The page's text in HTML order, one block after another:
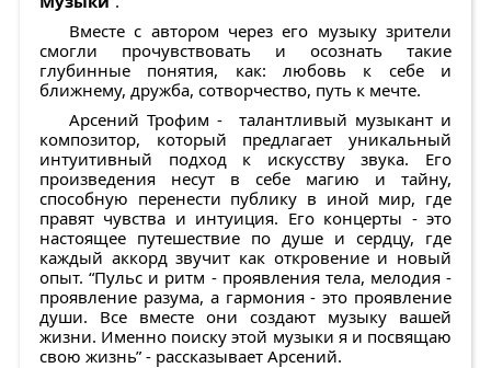
Вместе с автором через его музыку зрители
смогли прочувствовать и осознать такие
глубинные понятия, как: любовь к себе и
ближнему, дружба, сотворчество, путь к мечте.
Арсений Трофим - талантливый музыкант и
композитор, который предлагает уникальный
интуитивный подход к искусству звука. Его
произведения несут в себе магию и тайну,
способную перенести публику в иной мир, где
правят чувства и интуиция. Его концерты - это
настоящее путешествие по душе и сердцу, где
каждый аккорд звучит как откровение и новый
опыт. “Пульс и ритм - проявления тела, мелодия -
проявление разума, а гармония - это проявление
души. Все вместе они создают музыку вашей
жизни. Именно поиску этой музыки я и посвящаю
свою жизнь” - рассказывает Арсений.